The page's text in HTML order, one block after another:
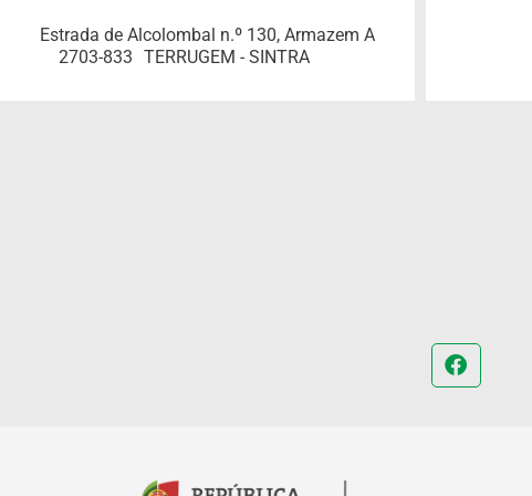
Estrada de Alcolombal n.º 130, Armazem A
2703-833 TERRUGEM - SINTRA